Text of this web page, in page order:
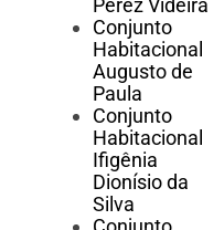
Perez Videira
Conjunto
Habitacional
Augusto de
Paula
Conjunto
Habitacional
Ifigênia
Dionísio da
Silva